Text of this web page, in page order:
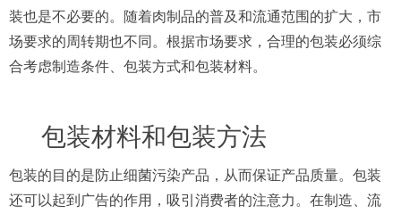
装也是不必要的。随着肉制品的普及和流通范围的扩大，市
场要求的周转期也不同。根据市场要求，合理的包装必须综
合考虑制造条件、包装方式和包装材料。
包装材料和包装方法
包装的目的是防止细菌污染产品，从而保证产品质量。包装
还可以起到广告的作用，吸引消费者的注意力。在制造、流